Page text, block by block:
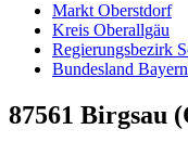
Markt Oberstdorf
Kreis Oberallgäu
Regierungsbezirk
Bundesland Bayern
87561 Birgsau